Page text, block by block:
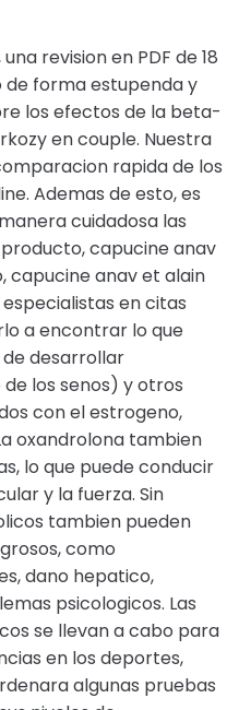
revision en PDF de 18
de forma estupenda y
los efectos de la beta-
en couple. Nuestra
rapida de los
Ademas de esto, es
cuidadosa las
capucine anav
capucine anav et alain
en citas
a encontrar lo que
de desarrollar
los senos) y otros
con el estrogeno,
oxandrolona tambien
lo que puede conducir
y la fuerza. Sin
tambien pueden
como
dano hepatico,
psicologicos. Las
se llevan a cabo para
en los deportes,
algunas pruebas